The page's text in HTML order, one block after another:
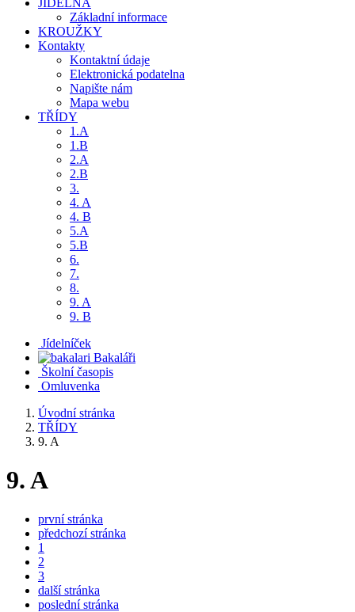
JÍDELNA
Základní informace
KROUŽKY
Kontakty
Kontaktní údaje
Elektronická podatelna
Napište nám
Mapa webu
TŘÍDY
1.A
1.B
2.A
2.B
3.
4. A
4. B
5.A
5.B
6.
7.
8.
9. A
9. B
Jídelníček
Bakaláři
Školní časopis
Omluvenka
Úvodní stránka
TŘÍDY
9. A
9. A
první stránka
předchozí stránka
1
2
3
další stránka
poslední stránka